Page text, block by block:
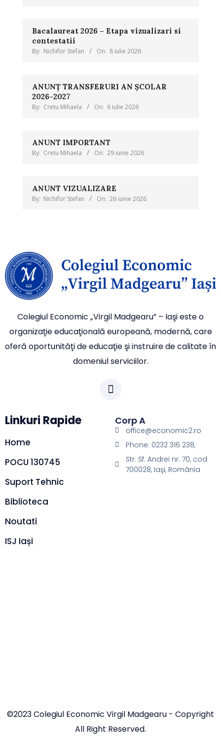
Bacalaureat 2026 – Etapa vizualizari si
contestatii
By: Nichifor Stefan On: 8 iulie 2026
ANUNȚ TRANSFERURI AN ȘCOLAR
2026-2027
By: Cretu Mihaela On: 6 iulie 2026
ANUNT IMPORTANT
By: Cretu Mihaela On: 29 iunie 2026
ANUNT VIZUALIZARE
By: Nichifor Stefan On: 26 iunie 2026
Colegiul Economic „Virgil Madgearu” – Iaşi este o
organizaţie educaţională europeană, modernă, care
oferă oportunităţi de educaţie şi instruire de calitate în
domeniul serviciilor.
Linkuri Rapide
Home
POCU 130745
Suport Tehnic
Biblioteca
Noutati
ISJ Iași
Corp A
office@economic2.ro
Phone: 0232 316 238,
Str. Sf. Andrei nr. 70, cod
700028, Iaşi, România
©2023 Colegiul Economic Virgil Madgearu - Copyright
All Right Reserved.